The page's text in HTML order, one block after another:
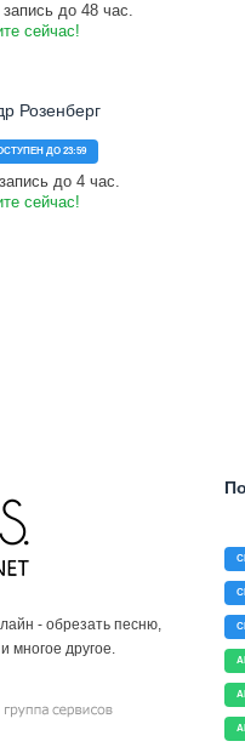
до 48 час.
сейчас!
Розенберг
ДО 23:59
до 4 час.
сейчас!
- обрезать песню,
многое другое.
AI
AI
AI